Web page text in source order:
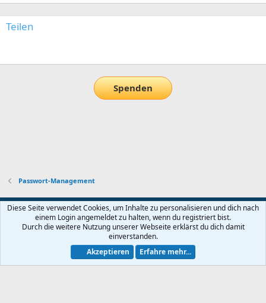
Teilen
Spenden
Passwort-Management
Default-Theme
Nutzungsbedingungen
Datenschutz Hilfe und Impressum Start
Community platform by XenForo® © 2010-2026 XenForo Ltd.
Diese Seite verwendet Cookies, um Inhalte zu personalisieren und dich nach
einem Login angemeldet zu halten, wenn du registriert bist.
Durch die weitere Nutzung unserer Webseite erklärst du dich damit
einverstanden.
Akzeptieren
Erfahre mehr...